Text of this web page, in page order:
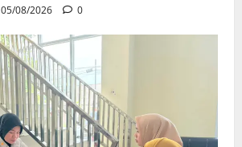
05/08/2026 0